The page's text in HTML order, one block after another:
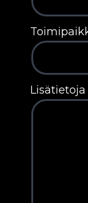
Lisätietoja